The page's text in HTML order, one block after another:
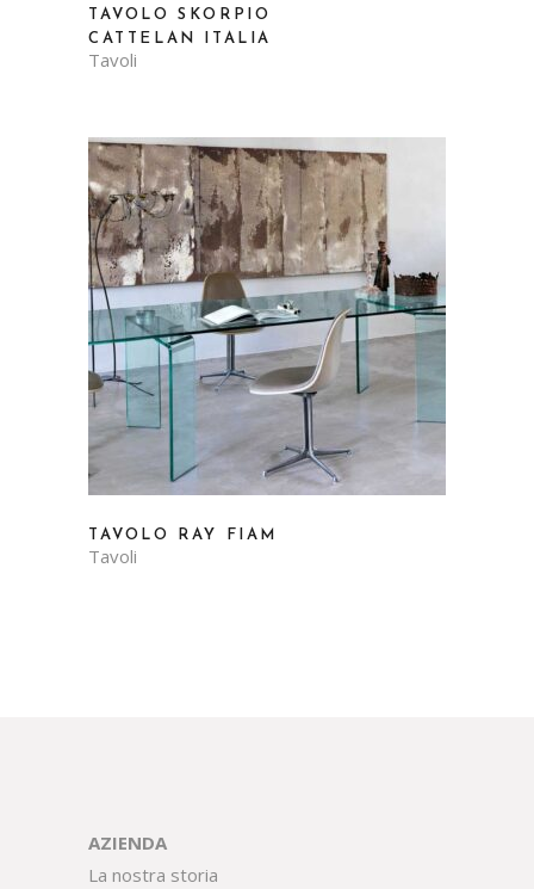
TAVOLO SKORPIO
CATTELAN ITALIA
Tavoli
TAVOLO RAY FIAM
Tavoli
AZIENDA
La nostra storia